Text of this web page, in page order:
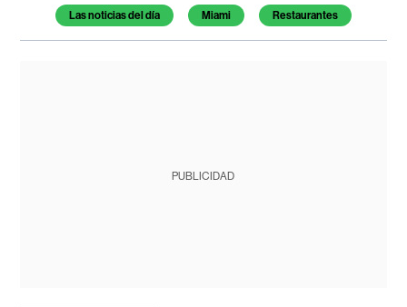
Temas de este artículo
Las noticias del día Miami Restaurantes
PUBLICIDAD